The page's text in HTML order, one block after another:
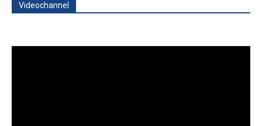
Videochannel